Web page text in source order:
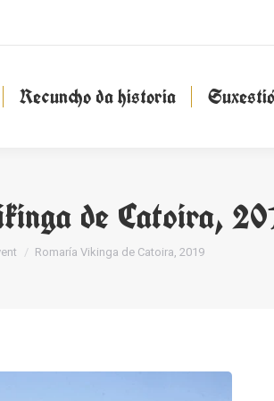
Recuncho da historia
de Catoira,
Romaría Vikinga de Catoira, 2019
Recuncho da historia